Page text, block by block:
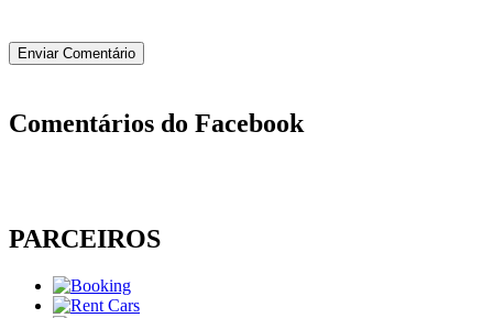
Comentários do Facebook
PARCEIROS